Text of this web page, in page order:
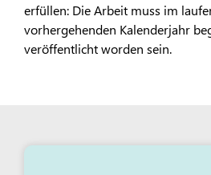
erfüllen: Die Arbeit muss im
vorhergehenden Kalenderjahr
veröffentlicht worden sein.